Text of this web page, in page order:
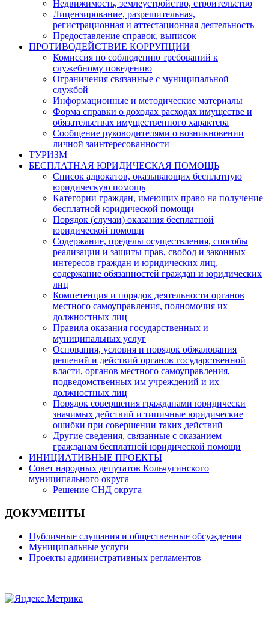
Недвижимость, землеустройство, строительство
Лицензирование, разрешительная,
регистрационная и аттестационная деятельность
Предоставление справок, выписок
ПРОТИВОДЕЙСТВИЕ КОРРУПЦИИ
Комиссия по соблюдению требований к
служебному поведению
Ограничения связанные с муниципальной
службой
Информационные и методические материалы
Форма справки о доходах расходах имуществе и
обязательствах имущественного характера
Сообщение руководителями о возникновении
личной заинтересованности
ТУРИЗМ
БЕСПЛАТНАЯ ЮРИДИЧЕСКАЯ ПОМОЩЬ
Список адвокатов, оказывающих бесплатную
юридическую помощь
Категории граждан, имеющих право на получение
бесплатной юридической помощи
Порядок (случаи) оказания бесплатной
юридической помощи
Содержание, пределы осуществления, способы
реализации и защиты прав, свобод и законных
интересов граждан и юридических лиц,
содержание обязанностей граждан и юридических
лиц
Компетенция и порядок деятельности органов
местного самоуправления, полномочия их
должностных лиц
Правила оказания государственных и
муниципальных услуг
Основания, условия и порядок обжалования
решений и действий органов государственной
власти, органов местного самоуправления,
подведомственных им учреждений и их
должностных лиц
Порядок совершения гражданами юридически
значимых действий и типичные юридические
ошибки при совершении таких действий
Другие сведения, связанные с оказанием
гражданам бесплатной юридической помощи
ИНИЦИАТИВНЫЕ ПРОЕКТЫ
Совет народных депутатов Кольчугинского
муниципального округа
Решение СНД округа
ДОКУМЕНТЫ
Публичные слушания и общественные обсуждения
Муниципальные услуги
Проекты административных регламентов